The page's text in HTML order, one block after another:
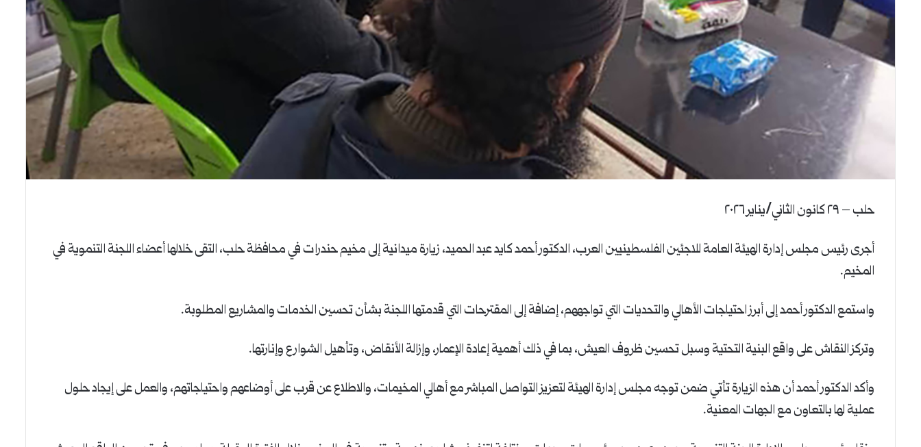
حلب – ٢٩ كانون الثاني/يناير ٢٠٢٦
أجرى رئيس مجلس إدارة الهيئة العامة للاجئين الفلسطينيين العرب، الدكتور أحمد كايد عبد الحميد، زيارة ميدانية إلى مخيم حندرات في محافظة حلب، التقى خلالها أعضاء اللجنة التنموية في
المخيم.
واستمع الدكتور أحمد إلى أبرز احتياجات الأهالي والتحديات التي تواجههم، إضافة إلى المقترحات التي قدمتها اللجنة بشأن تحسين الخدمات والمشاريع المطلوبة.
وتركز النقاش على واقع البنية التحتية وسبل تحسين ظروف العيش، بما في ذلك أهمية إعادة الإعمار، وإزالة الأنقاض، وتأهيل الشوارع وإنارتها.
وأكد الدكتور أحمد أن هذه الزيارة تأتي ضمن توجه مجلس إدارة الهيئة لتعزيز التواصل المباشر مع أهالي المخيمات، والاطلاع عن قرب على أوضاعهم واحتياجاتهم، والعمل على إيجاد حلول
عملية لها بالتعاون مع الجهات المعنية.